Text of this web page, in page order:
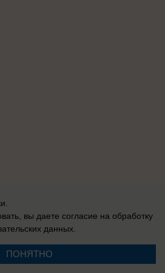
вы даете согласие на обработку
данных.
ПОНЯТНО